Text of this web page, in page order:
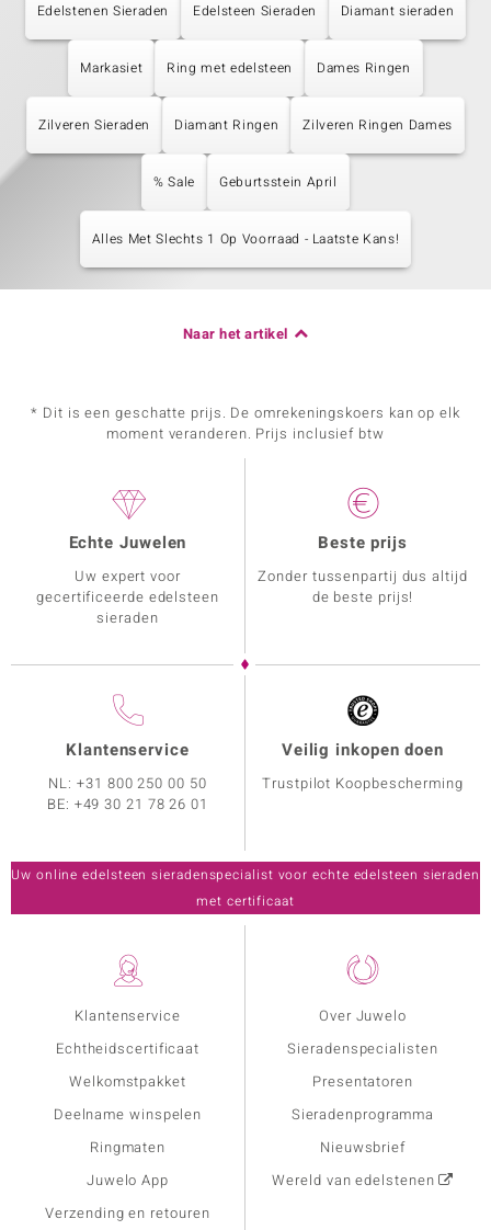
Edelstenen Sieraden Edelsteen Sieraden Diamant sieraden
Markasiet Ring met edelsteen Dames Ringen
Zilveren Sieraden Diamant Ringen Zilveren Ringen Dames
% Sale Geburtsstein April
Alles Met Slechts 1 Op Voorraad - Laatste Kans!
Naar het artikel
* Dit is een geschatte prijs. De omrekeningskoers kan op elk
moment veranderen. Prijs inclusief btw
Klantenservice
Echtheidscertificaat
Welkomstpakket
Deelname winspelen
Ringmaten
Juwelo App
Verzending en retouren
Over Juwelo
Sieradenspecialisten
Presentatoren
Sieradenprogramma
Nieuwsbrief
Wereld van edelstenen
Echte Juwelen
Uw expert voor
gecertificeerde edelsteen
sieraden
Beste prijs
Zonder tussenpartij dus altijd
de beste prijs!
Klantenservice
NL:+31 800 250 00 50
BE: +49 30 21 78 26 01
Veilig inkopen doen
Trustpilot Koopbescherming
Uw online edelsteen sieradenspecialist voor echte edelsteen sieraden
met certificaat